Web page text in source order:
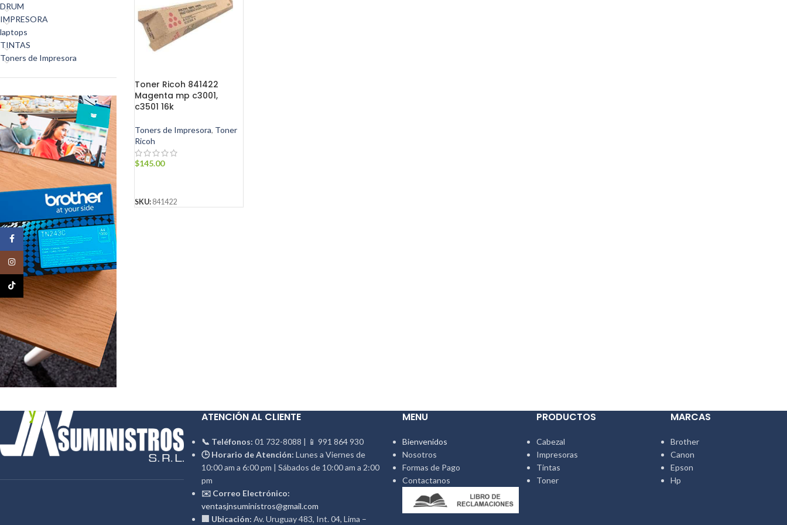
DRUM
IMPRESORA
laptops
TINTAS
Toners de Impresora
Toner Ricoh 841422
Magenta mp c3001,
c3501 16k
Toners de Impresora, Toner
Ricoh
$145.00
SKU: 841422
ATENCIÓN AL CLIENTE
📞 Teléfonos: 01 732-8088 | 📱 991 864 930
🕒 Horario de Atención: Lunes a Viernes de
10:00 am a 6:00 pm | Sábados de 10:00 am a 2:00
pm
✉️ Correo Electrónico:
ventasjnsuministros@gmail.com
🏢 Ubicación: Av. Uruguay 483, Int. 04, Lima –
MENU
Bienvenidos
Nosotros
Formas de Pago
Contactanos
PRODUCTOS
Cabezal
Impresoras
Tintas
Toner
MARCAS
Brother
Canon
Epson
Hp
Facebook
Instagram
TikTok